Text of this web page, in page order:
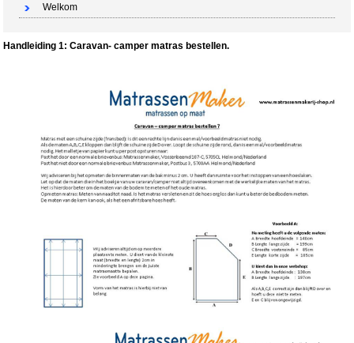
Welkom
Handleiding 1: Caravan- camper matras bestellen.